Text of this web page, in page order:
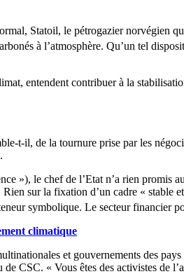
Statoil, le pétrogazier norvégien
à l’atmosphère. Qu’un tel
entendent contribuer à la
t-il, de la tournure prise par les
»), le chef de l’Etat n’a rien promis
sur la fixation d’un cadre « stable
symbolique. Le secteur financier
climatique
et gouvernements des
CSC. « Vous êtes des activistes de